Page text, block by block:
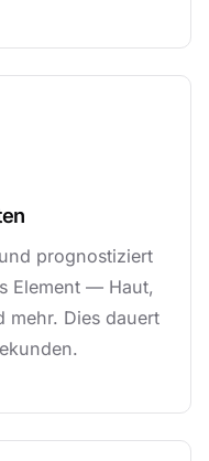
prognostiziert
Element — Haut,
mehr. Dies dauert